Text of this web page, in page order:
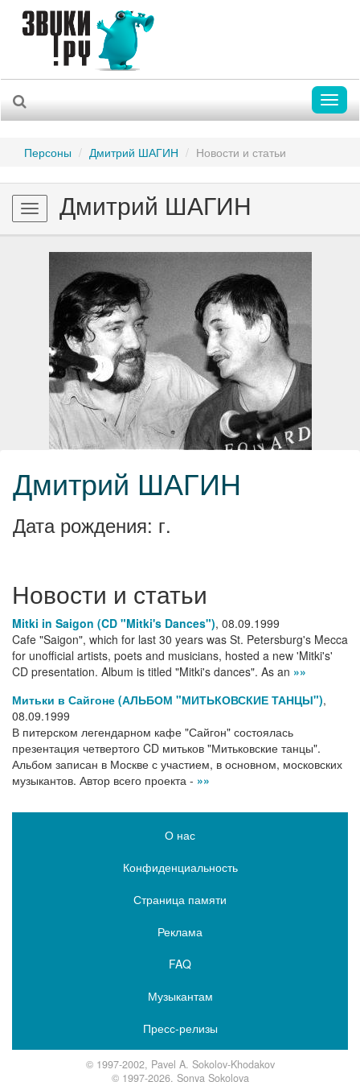
Персоны Дмитрий ШАГИН Новости и статьи
Toggle
navigation
Дмитрий ШАГИН
Дмитрий ШАГИН
Дата рождения: г.
Новости и статьи
Mitki in Saigon (CD "Mitki's Dances"), 08.09.1999
Cafe "Saigon", which for last 30 years was St. Petersburg's Mecca
for unofficial artists, poets and musicians, hosted a new 'Mitki's'
CD presentation. Album is titled "Mitki's dances". As an »»
Митьки в Сайгоне (АЛЬБОМ "МИТЬКОВСКИЕ ТАНЦЫ"),
08.09.1999
В питерском легендарном кафе "Сайгон" состоялась
презентация четвертого CD митьков "Митьковские танцы".
Альбом записан в Москве с участием, в основном, московских
музыкантов. Автор всего проекта - »»
О нас
Конфиденциальность
Страница памяти
Реклама
FAQ
Музыкантам
Пресс-релизы
© 1997-2002, Pavel A. Sokolov-Khodakov
© 1997-2026, Sonya Sokolova